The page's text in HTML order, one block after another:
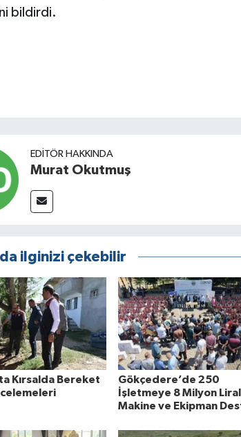
bildirdi.
EDITÖR HAKKINDA
Murat Okutmuş
ilginizi çekebilir
Kırsalda Bereket
Gökçedere’de 250
İşletmeye 8 Milyon
Makine ve Ekipman